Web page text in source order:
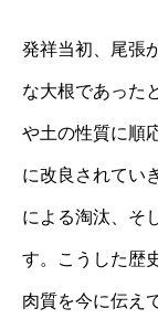
発祥当初、尾張
な大根であった
や土の性質に順
に改良されてい
による淘汰、そ
す。こうした歴
肉質を今に伝え